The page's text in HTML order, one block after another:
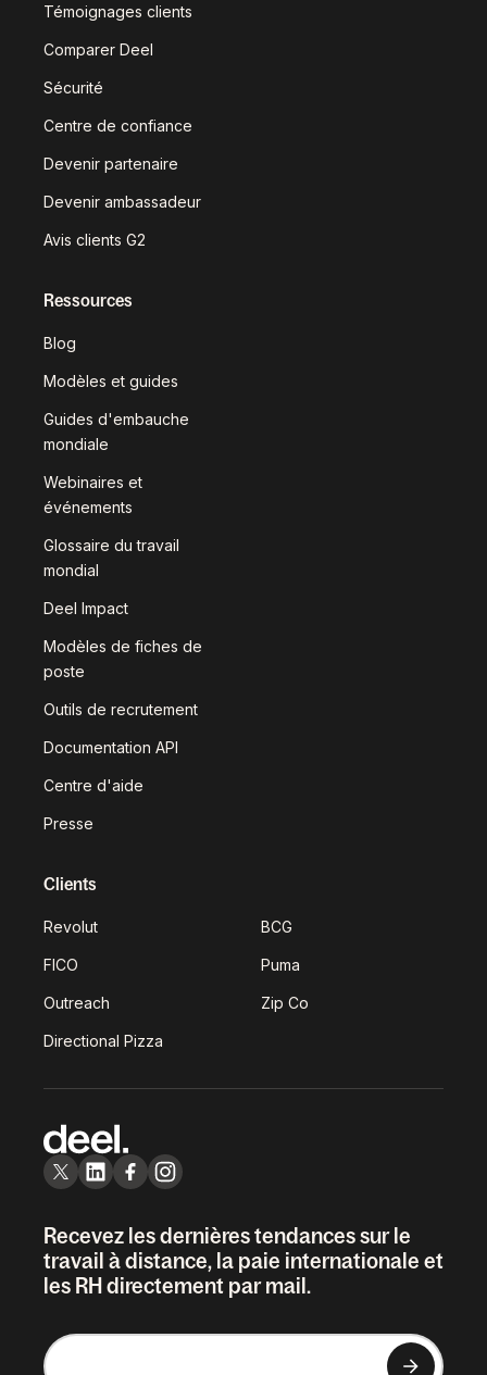
Témoignages clients
Comparer Deel
Sécurité
Centre de confiance
Devenir partenaire
Devenir ambassadeur
Avis clients G2
Ressources
Blog
Modèles et guides
Guides d'embauche
mondiale
Webinaires et
événements
Glossaire du travail
mondial
Deel Impact
Modèles de fiches de
poste
Outils de recrutement
Documentation API
Centre d'aide
Presse
Clients
Revolut BCG
FICO Puma
Outreach Zip Co
Directional Pizza
Recevez les dernières tendances sur le
travail à distance, la paie internationale et
les RH directement par mail.